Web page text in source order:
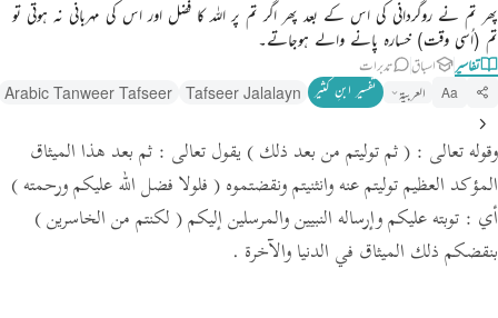
پھر تم نے روگردانی کی اس کے بعد پھر اگر تم پر اللہ کا فضل اور اس کی مہربانی نہ ہوتی تو
تم (اُسی وقت) خسارہ پانے والے ہوجاتے۔
تفاسیر اسباق تدبرات
Aa العربية تفسیر ابنِ کثیر Tafseer Jalalayn
Arabic Tanweer Tafseer
وقوله تعالى : ( ثم توليتم من بعد ذلك ) يقول تعالى : ثم بعد هذا الميثاق
المؤكد العظيم توليتم عنه وانثنيتم ونقضتموه ( فلولا فضل الله عليكم ورحمته )
أي : توبته عليكم وإرساله النبيين والمرسلين إليكم( لكنتم من الخاسرين )
بنقضكم ذلك الميثاق في الدنيا والآخرة .